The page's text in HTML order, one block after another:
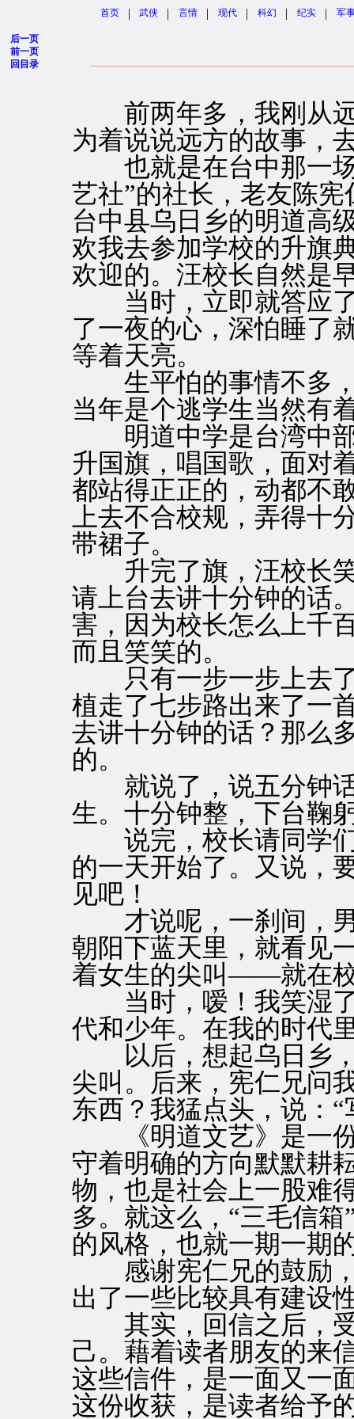
首页 | 武侠 | 言情 | 现代 | 科幻 | 纪实 | 军
后一页
前一页
回目录
前两年多，我刚从远
为着说说远方的故事，
也就是在台中那一场
艺社”的社长，老友陈
台中县乌日乡的明道高
欢我去参加学校的升旗
欢迎的。汪校长自然是
当时，立即就答应了
了一夜的心，深怕睡了
等着天亮。
生平怕的事情不多，
当年是个逃学生当然有
明道中学是台湾中部
升国旗，唱国歌，面对
都站得正正的，动都不
上去不合校规，弄得十
带裙子。
升完了旗，汪校长笑
请上台去讲十分钟的话
害，因为校长怎么上
而且笑笑的。
只有一步一步上去了
植走了七步路出来了一
去讲十分钟的话？那么
的。
就说了，说五分钟话
生。十分钟整，下台鞠
说完，校长请同学
的一天开始了。又说，
见吧！
才说呢，一刹间，男
朝阳下蓝天里，就看见
着女生的尖叫——就在
当时，嗳！我笑湿
代和少年。在我的时代
以后，想起乌日乡，
尖叫。后来，宪仁兄问
东西？我猛点头，说：
《明道文艺》是一份
守着明确的方向默默耕
物，也是社会上一股难
多。就这么，“三毛信
的风格，也就一期一期
感谢宪仁兄的鼓励，
出了一些比较具有建设
其实，回信之后，受
己。藉着读者朋友的来
这些信件，是一面又一
这份收获，是读者给予